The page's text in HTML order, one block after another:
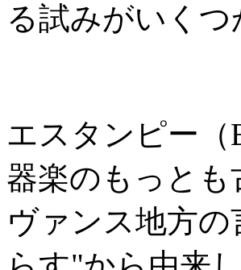
る試みがいく
エスタンピー（
器楽のもっと
ヴァンス地方の